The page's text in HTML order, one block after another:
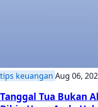
tips keuangan Aug 06,
Tanggal Tua Bukan